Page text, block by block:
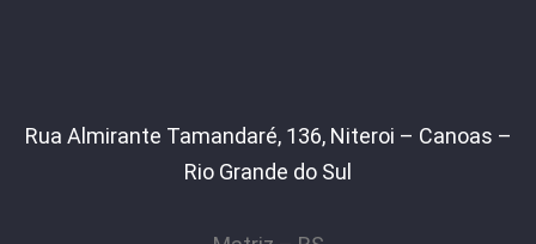
Rua Almirante Tamandaré, 136, Niteroi – Canoas –
Rio Grande do Sul